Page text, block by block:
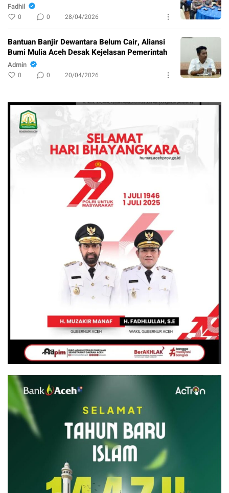
Fadhil
0 0 28/04/2026
Bantuan Banjir Dewantara Belum Cair, Aliansi
Bumi Mulia Aceh Desak Kejelasan Pemerintah
Admin
0 0 20/04/2026